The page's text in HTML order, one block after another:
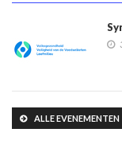
ALLE EVENEMENTEN